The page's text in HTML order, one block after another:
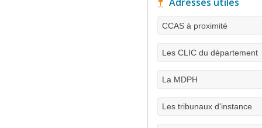
CCAS à proximité
Les CLIC du département
La MDPH
Les tribunaux d'instance